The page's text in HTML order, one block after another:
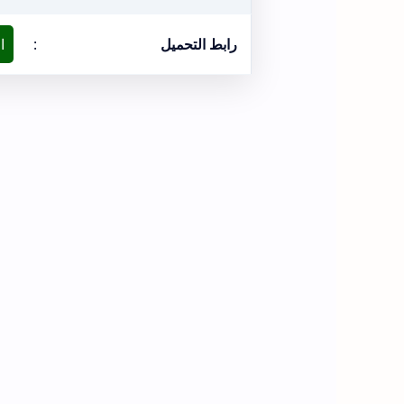
رابط التحميل :